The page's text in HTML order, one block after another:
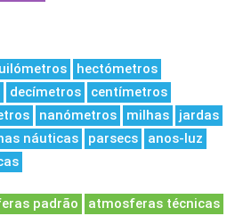
hectómetros
decímetros
centímetros
nanómetros milhas
jardas
náuticas parsecs
anos-luz
padrão
atmosferas técnicas